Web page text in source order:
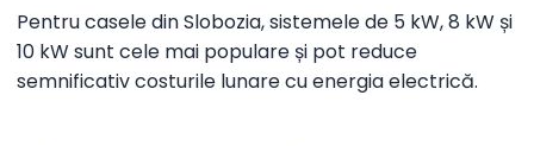
Pentru casele din Slobozia, sistemele de 5 kW, 8 kW și
10 kW sunt cele mai populare și pot reduce
semnificativ costurile lunare cu energia electrică.